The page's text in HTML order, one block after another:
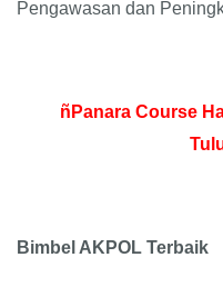
Pengawasan dan
ñPanara Course
Bimbel AKPOL Terbaik